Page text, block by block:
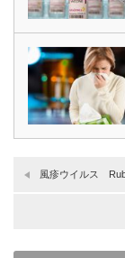
風疹ウイルス